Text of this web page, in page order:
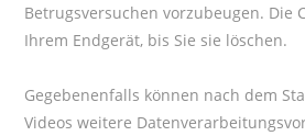
Betrugsversuchen vorzubeugen. Die
Ihrem Endgerät, bis Sie sie löschen.
Gegebenenfalls können nach dem
Videos weitere